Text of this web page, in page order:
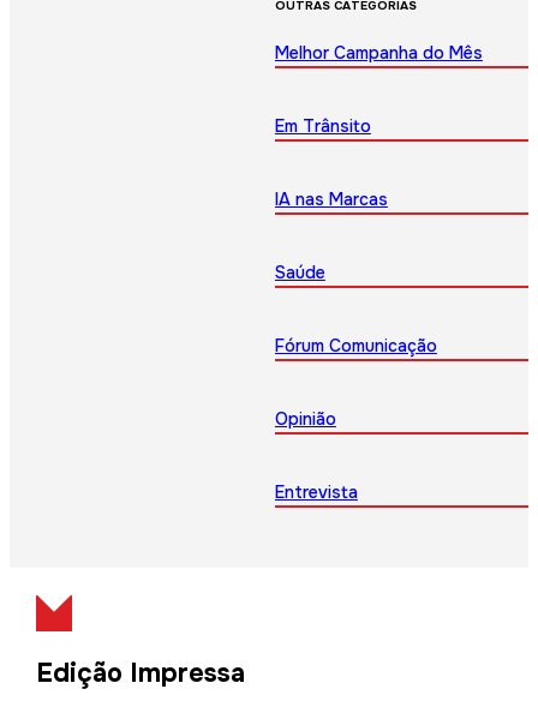
OUTRAS CATEGORIAS
Melhor Campanha do Mês
Em Trânsito
IA nas Marcas
Saúde
Fórum Comunicação
Opinião
Entrevista
Edição Impressa